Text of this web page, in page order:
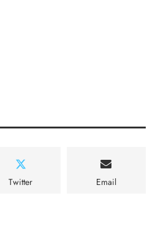
Twitter Email